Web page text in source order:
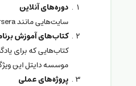
دوره‌های آنلاین
سایت‌هایی مانند Codecademy، Udemy، Coursera و freeCodeCamp.
کتاب‌های آموزش
کتاب‌هایی که برای
موسسه دایتل این
پروژه‌های عملی